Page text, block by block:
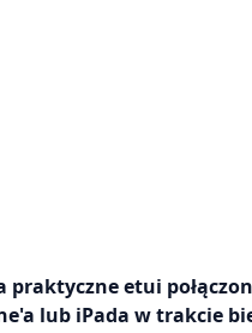
etui
lub iPada w trakcie